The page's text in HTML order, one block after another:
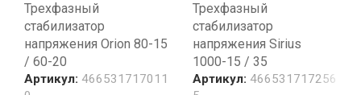
Трехфазный
стабилизатор
напряжения Orion 80-15
/ 60-20
Артикул: 466531717011
Трехфазный
стабилизатор
напряжения Sirius
1000-15 / 35
Артикул: 466531717256